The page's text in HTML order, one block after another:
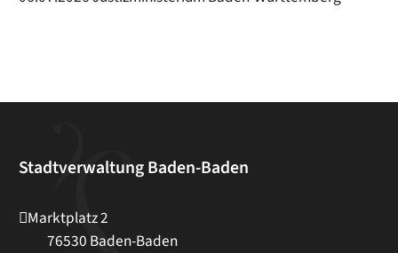
Stadtverwaltung Baden-Baden
Marktplatz 2
76530 Baden-Baden